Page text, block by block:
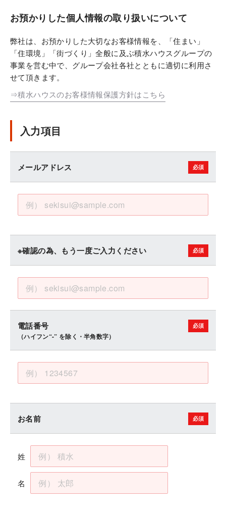
お預かりした個人情報の取り扱いについて
弊社は、お預かりした大切なお客様情報を、「住まい」
「住環境」「街づくり」全般に及ぶ積水ハウスグループの
事業を営む中で、グループ会社各社とともに適切に利用さ
せて頂きます。
⇒積水ハウスのお客様情報保護方針はこちら
入力項目
メールアドレス
※確認の為、もう一度ご入力ください
電話番号
（ハイフン“-” を除く・半角数字）
お名前
姓
名